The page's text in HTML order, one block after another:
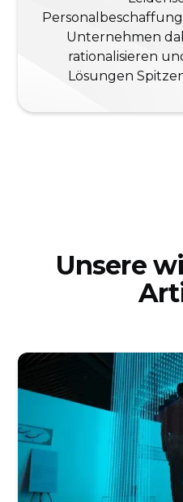
Unternehmen
rationalisieren
Lösungen
Unsere